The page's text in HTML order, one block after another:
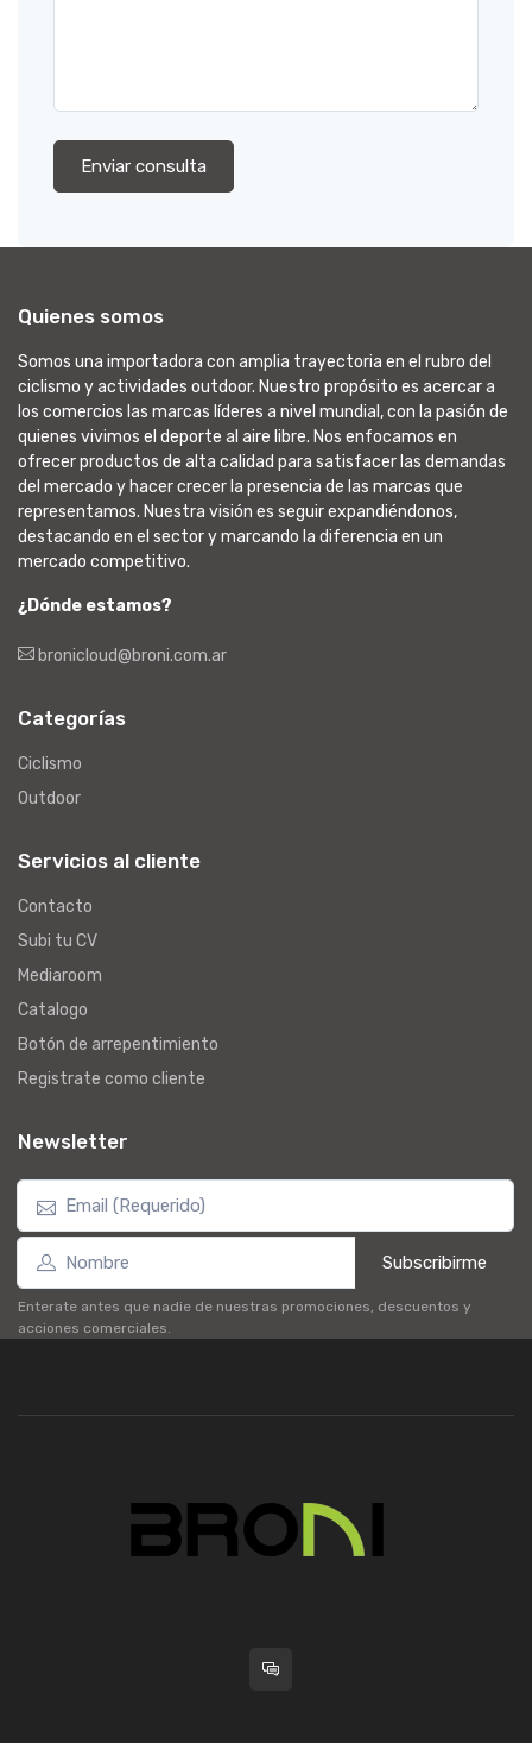
Enviar consulta
Quienes somos
Somos una importadora con amplia trayectoria en el rubro del
ciclismo y actividades outdoor. Nuestro propósito es acercar a
los comercios las marcas líderes a nivel mundial, con la pasión de
quienes vivimos el deporte al aire libre. Nos enfocamos en
ofrecer productos de alta calidad para satisfacer las demandas
del mercado y hacer crecer la presencia de las marcas que
representamos. Nuestra visión es seguir expandiéndonos,
destacando en el sector y marcando la diferencia en un
mercado competitivo.
¿Dónde estamos?
bronicloud@broni.com.ar
Categorías
Ciclismo
Outdoor
Servicios al cliente
Contacto
Subi tu CV
Mediaroom
Catalogo
Botón de arrepentimiento
Registrate como cliente
Newsletter
Subscribirme
Enterate antes que nadie de nuestras promociones, descuentos y
acciones comerciales.